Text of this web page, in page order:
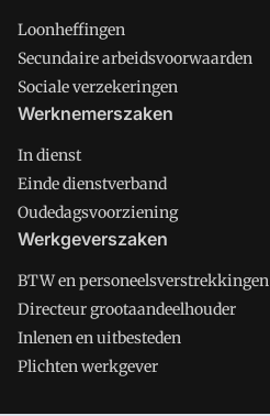
Loonheffingen
Secundaire arbeidsvoorwaarden
Sociale verzekeringen
Werknemerszaken
In dienst
Einde dienstverband
Oudedagsvoorziening
Werkgeverszaken
BTW en personeelsverstrekkingen
Directeur grootaandeelhouder
Inlenen en uitbesteden
Plichten werkgever